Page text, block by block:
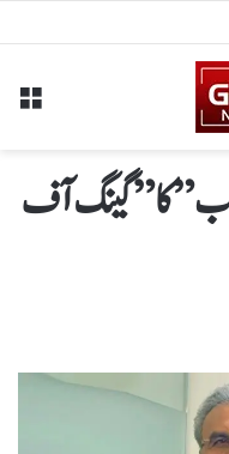
” کا ” گینگ آف